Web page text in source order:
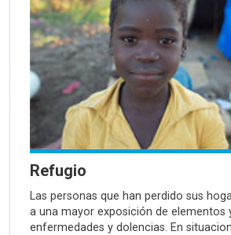
Refugio
Las personas que han perdido sus
a una mayor exposición de elementos
enfermedades y dolencias. En